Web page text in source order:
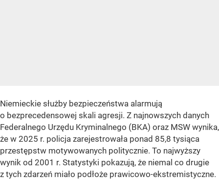
Niemieckie służby bezpieczeństwa alarmują
o bezprecedensowej skali agresji. Z najnowszych danych
Federalnego Urzędu Kryminalnego (BKA) oraz MSW wynika,
że w 2025 r. policja zarejestrowała ponad 85,8 tysiąca
przestępstw motywowanych politycznie. To najwyższy
wynik od 2001 r. Statystyki pokazują, że niemal co drugie
z tych zdarzeń miało podłoże prawicowo-ekstremistyczne.